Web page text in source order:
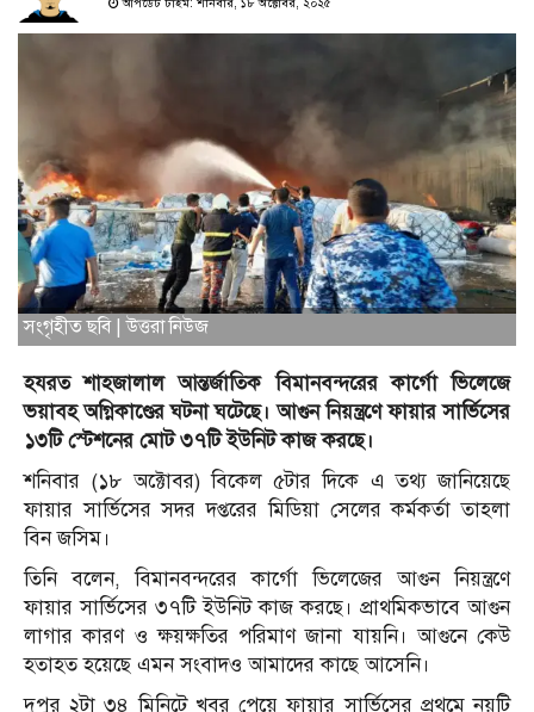
আপডেট টাইম: শনিবার, ১৮ অক্টোবর, ২০২৫
সংগৃহীত ছবি | উত্তরা নিউজ
হযরত শাহজালাল আন্তর্জাতিক বিমানবন্দরের কার্গো ভিলেজে
ভয়াবহ অগ্নিকাণ্ডের ঘটনা ঘটেছে। আগুন নিয়ন্ত্রণে ফায়ার সার্ভিসের
১৩টি স্টেশনের মোট ৩৭টি ইউনিট কাজ করছে।
শনিবার (১৮ অক্টোবর) বিকেল ৫টার দিকে এ তথ্য জানিয়েছে
ফায়ার সার্ভিসের সদর দপ্তরের মিডিয়া সেলের কর্মকর্তা তাহলা
বিন জসিম।
তিনি বলেন, বিমানবন্দরের কার্গো ভিলেজের আগুন নিয়ন্ত্রণে
ফায়ার সার্ভিসের ৩৭টি ইউনিট কাজ করছে। প্রাথমিকভাবে আগুন
লাগার কারণ ও ক্ষয়ক্ষতির পরিমাণ জানা যায়নি। আগুনে কেউ
হতাহত হয়েছে এমন সংবাদও আমাদের কাছে আসেনি।
দুপুর ২টা ৩৪ মিনিটে খবর পেয়ে ফায়ার সার্ভিসের প্রথমে নয়টি